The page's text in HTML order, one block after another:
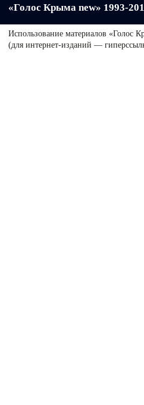
«Голос Крыма new» 1993-
Использование материалов «Голос
(для интернет-изданий —